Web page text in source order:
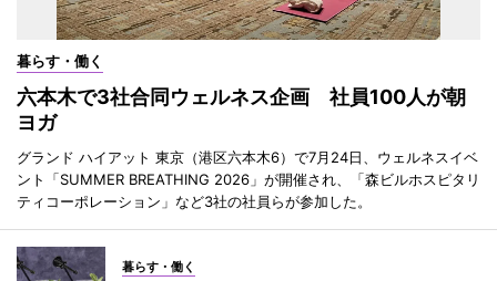
暮らす・働く
六本木で3社合同ウェルネス企画 社員100人が朝
ヨガ
グランド ハイアット 東京（港区六本木6）で7月24日、ウェルネスイベ
ント「SUMMER BREATHING 2026」が開催され、「森ビルホスピタリ
ティコーポレーション」など3社の社員らが参加した。
暮らす・働く